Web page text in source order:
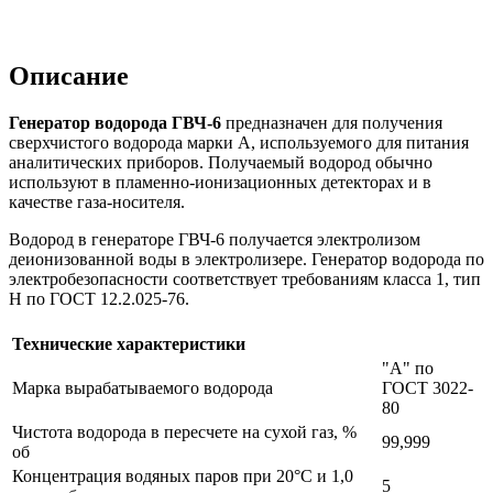
Описание
Генератор водорода ГВЧ-6 предназначен для получения
сверхчистого водорода марки А, используемого для питания
аналитических приборов. Получаемый водород обычно
используют в пламенно-ионизационных детекторах и в
качестве газа-носителя.
Водород в генераторе ГВЧ-6 получается электролизом
деионизованной воды в электролизере. Генератор водорода по
электробезопасности соответствует требованиям класса 1, тип
Н по ГОСТ 12.2.025-76.
Технические характеристики
Марка вырабатываемого водорода
"А" по
ГОСТ 3022-
80
Чистота водорода в пересчете на сухой газ, %
об
99,999
Концентрация водяных паров при 20°С и 1,0
5